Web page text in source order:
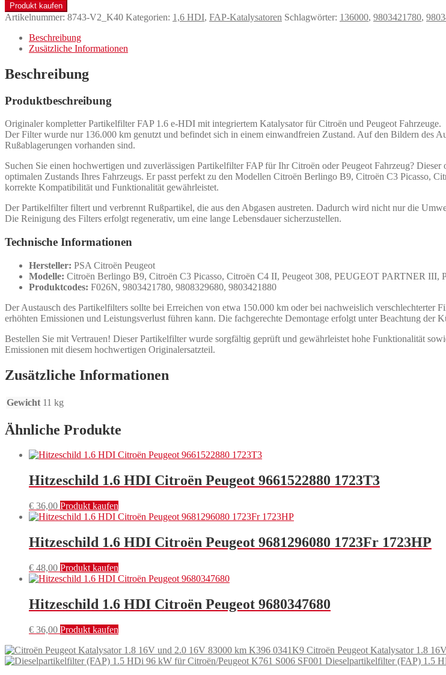
Produkt kaufen
Artikelnummer: 8743-V2_K40 Kategorien: 1,6 HDI, FAP-Katalysatoren Schlagwörter: 136000, 9803421780,
Beschreibung
Zusätzliche Informationen
Beschreibung
Produktbeschreibung
Originaler kompletter Partikelfilter FAP 1.6 e-HDI mit integriertem Katalysator für Citroën und Peugeot Fahrzeuge.
Der Filter wurde nur 136.000 km genutzt und befindet sich in einem einwandfreien Zustand. Auf den Bildern des
Rußablagerungen vorhanden sind.
Suchen Sie einen hochwertigen und zuverlässigen Partikelfilter FAP für Ihr Citroën oder Peugeot Fahrzeug?
optimalen Zustands Ihres Fahrzeugs. Er passt perfekt zu den Modellen Citroën Berlingo B9, Citroën C3 Picasso,
korrekte Kompatibilität und Funktionalität gewährleistet.
Der Partikelfilter filtert und verbrennt Rußpartikel, die aus den Abgasen austreten. Dadurch wird nicht nur die
Die Reinigung des Filters erfolgt regenerativ, um eine lange Lebensdauer sicherzustellen.
Technische Informationen
Hersteller: PSA Citroën Peugeot
Modelle: Citroën Berlingo B9, Citroën C3 Picasso, Citroën C4 II, Peugeot 308, PEUGEOT PARTNER III,
Produktcodes: F026N, 9803421780, 9808329680, 9803421880
Der Austausch des Partikelfilters sollte bei Erreichen von etwa 150.000 km oder bei nachweislich
erhöhten Emissionen und Leistungsverlust führen kann. Die fachgerechte Demontage erfolgt unter Beachtung der
Bestellen Sie mit Vertrauen! Dieser Partikelfilter wurde sorgfältig geprüft und gewährleistet hohe Funktionalität
Emissionen mit diesem hochwertigen Originalersatzteil.
Zusätzliche Informationen
Gewicht 11 kg
Ähnliche Produkte
Hitzeschild 1.6 HDI Citroën Peugeot 9661522880 1723T3
€ 36,00 Produkt kaufen
Hitzeschild 1.6 HDI Citroën Peugeot 9681296080 1723Fr 1723HP
€ 48,00 Produkt kaufen
Hitzeschild 1.6 HDI Citroën Peugeot 9680347680
€ 36,00 Produkt kaufen
Citroën Peugeot Katalysator 1.8
Dieselpartikelfilter (FAP) 1.5